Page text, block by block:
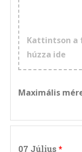
Kattintson a
húzza ide
Maximális
07 Július